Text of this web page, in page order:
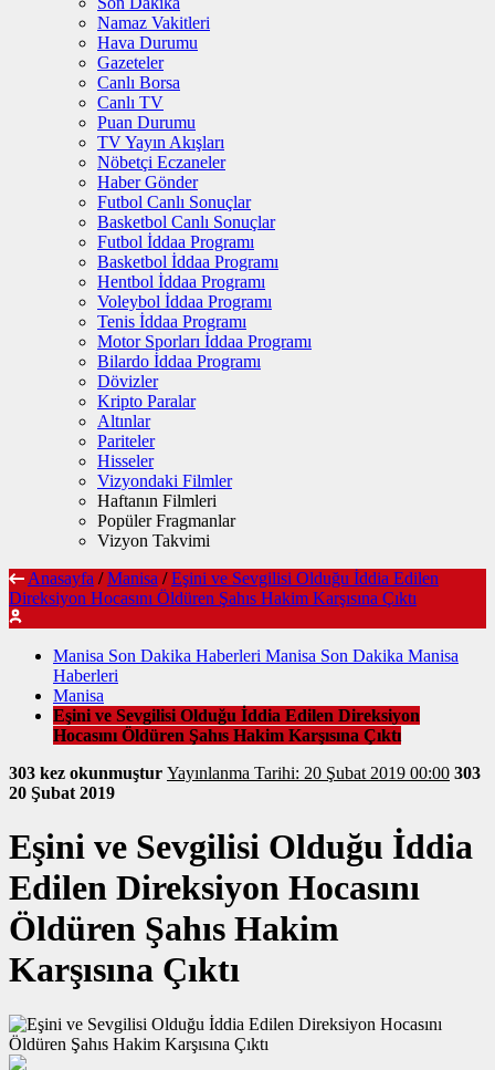
Namaz Vakitleri
Hava Durumu
Gazeteler
Canlı Borsa
Canlı TV
Puan Durumu
TV Yayın Akışları
Nöbetçi Eczaneler
Haber Gönder
Futbol Canlı Sonuçlar
Basketbol Canlı Sonuçlar
Futbol İddaa Programı
Basketbol İddaa Programı
Hentbol İddaa Programı
Voleybol İddaa Programı
Tenis İddaa Programı
Motor Sporları İddaa Programı
Bilardo İddaa Programı
Dövizler
Kripto Paralar
Altınlar
Pariteler
Hisseler
Vizyondaki Filmler
Haftanın Filmleri
Popüler Fragmanlar
Vizyon Takvimi
Anasayfa / Manisa / Eşini ve Sevgilisi Olduğu İddia Edilen
Direksiyon Hocasını Öldüren Şahıs Hakim Karşısına Çıktı
Manisa Son Dakika Haberleri Manisa Son Dakika Manisa
Haberleri
Manisa
Eşini ve Sevgilisi Olduğu İddia Edilen Direksiyon
Hocasını Öldüren Şahıs Hakim Karşısına Çıktı
303 kez okunmuştur Yayınlanma Tarihi: 20 Şubat 2019 00:00 303
20 Şubat 2019
Eşini ve Sevgilisi Olduğu İddia
Edilen Direksiyon Hocasını
Öldüren Şahıs Hakim
Karşısına Çıktı